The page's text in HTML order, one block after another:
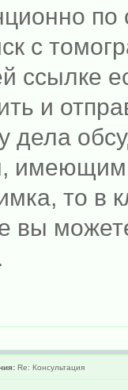
с
ссылке
и
дела
имеющим
то в
вы
Re: Консультация